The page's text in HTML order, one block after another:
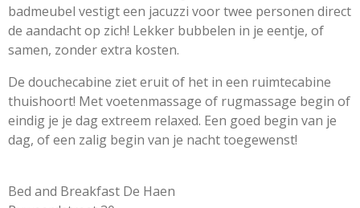
badmeubel vestigt een jacuzzi voor twee personen direct
de aandacht op zich! Lekker bubbelen in je eentje, of
samen, zonder extra kosten.
De douchecabine ziet eruit of het in een ruimtecabine
thuishoort! Met voetenmassage of rugmassage begin of
eindig je je dag extreem relaxed. Een goed begin van je
dag, of een zalig begin van je nacht toegewenst!
Bed and Breakfast De Haen